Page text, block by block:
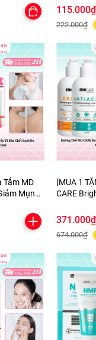
Hồi Da
NẠ MẮT
115.000₫
222.000₫
Tắm MD
Mụn
200ml-
[MUA 1
CARE
Thâm
200ml-
BERGAMO
371.000₫
674.000₫